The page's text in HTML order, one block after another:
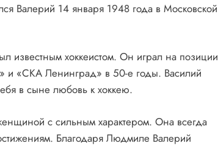
Валерий 14 января 1948 года в Московской
известным хоккеистом. Он играл на позиции
и «СКА Ленинград» в 50-е годы. Василий
в сыне любовь к хоккею.
с сильным характером. Она всегда
Благодаря Людмиле Валерий